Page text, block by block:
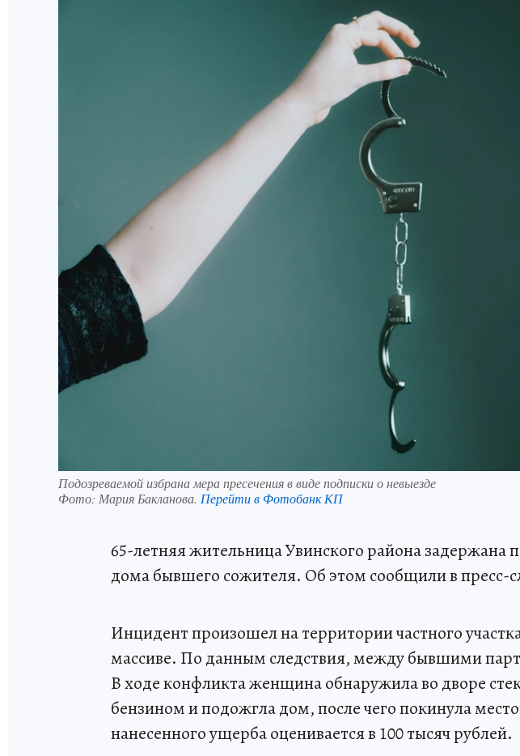
Подозреваемой избрана мера пресечения в виде подписки о невыезде
Фото: Мария Бакланова. Перейти в Фотобанк КП
65-летняя жительница Увинского района задержана
дома бывшего сожителя. Об этом сообщили в
Инцидент произошел на территории частного
массиве. По данным следствия, между бывшими
В ходе конфликта женщина обнаружила во дворе
бензином и подожгла дом, после чего покинула
нанесенного ущерба оценивается в 100 тысяч рублей.